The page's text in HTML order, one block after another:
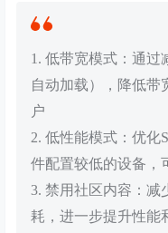
1. 低带宽模式：通过
自动加载），降低带
户
2. 低性能模式：优化
件配置较低的设备，
3. 禁用社区内容：减
耗，进一步提升性能